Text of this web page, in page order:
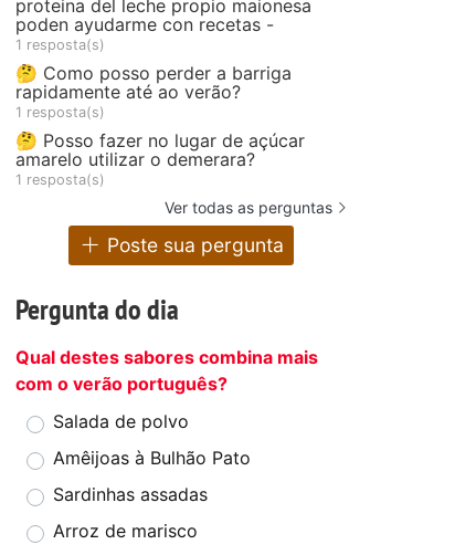
proteina del leche propio maionesa
poden ayudarme con recetas -
1 resposta(s)
🤔 Como posso perder a barriga
rapidamente até ao verão?
1 resposta(s)
🤔 Posso fazer no lugar de açúcar
amarelo utilizar o demerara?
1 resposta(s)
Ver todas as perguntas
Poste sua pergunta
Pergunta do dia
Qual destes sabores combina mais
com o verão português?
Salada de polvo
Amêijoas à Bulhão Pato
Sardinhas assadas
Arroz de marisco